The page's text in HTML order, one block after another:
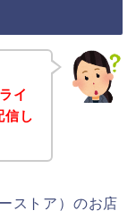
イ
信し
ストア）のお店